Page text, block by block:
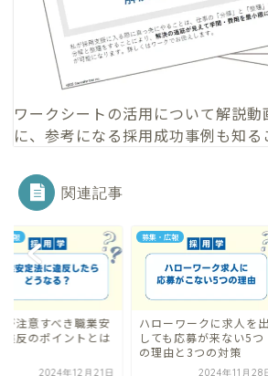
ワークシートの活用について解説動
に、参考になる採用成功事例も知る
関連記事
広報
が注意すべき職業安
違反のポイントとは
2024年12月21日
募集・広報
ハローワークに求人を出
しても応募が来ない5つ
の理由と3つの対策
2024年11月28